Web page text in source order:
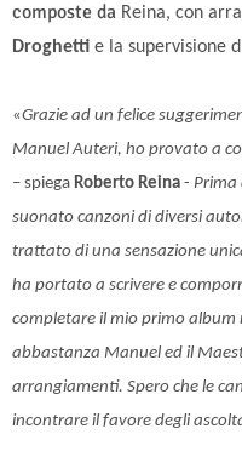
composte da Reina, con
Droghetti e la supervisione
«Grazie ad un felice
Manuel Auteri, ho provato a
– spiega Roberto Reina - Prima
suonato canzoni di diversi
trattato di una sensazione
ha portato a scrivere e
completare il mio primo
abbastanza Manuel ed il
arrangiamenti. Spero che le
incontrare il favore degli